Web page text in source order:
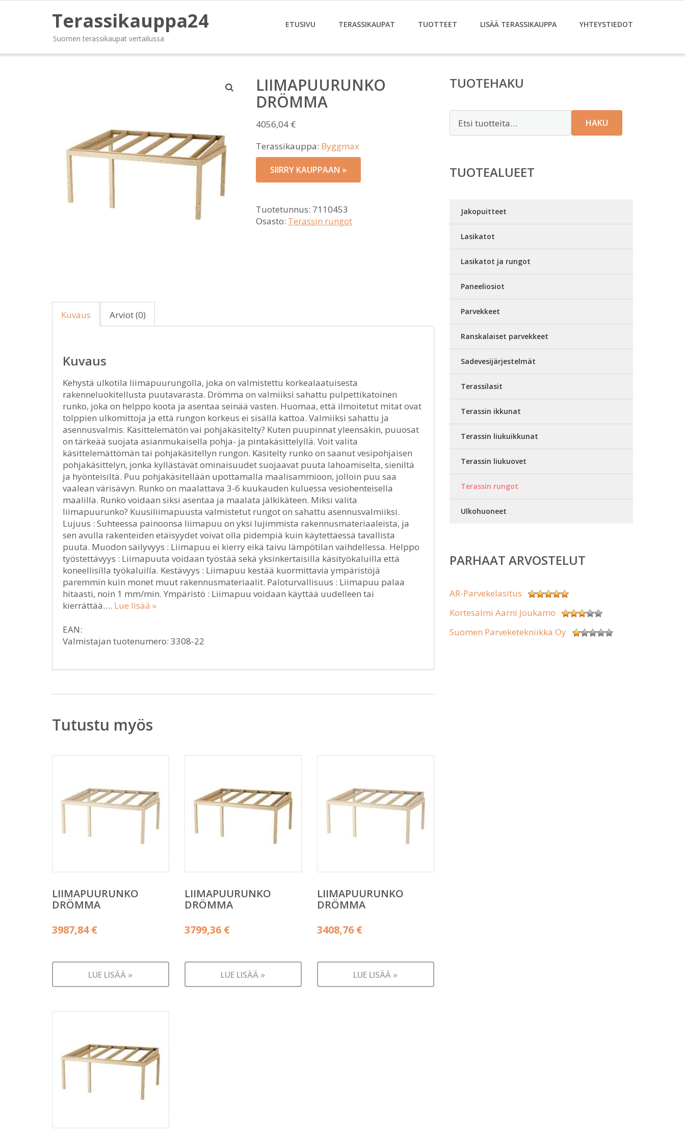
Terassikauppa24
Suomen terassikaupat vertailussa
ETUSIVU TERASSIKAUPAT TUOTTEET LISÄÄ TERASSIKAUPPA YHTEYSTIEDOT
LIIMAPUURUNKO
DRÖMMA
4056,04 €
Terassikauppa: Byggmax
SIIRRY KAUPPAAN »
Tuotetunnus: 7110453
Osasto: Terassin rungot
Kuvaus Arviot (0)
Kuvaus
Kehystä ulkotila liimapuurungolla, joka on valmistettu korkealaatuisesta
rakenneluokitellusta puutavarasta. Drömma on valmiiksi sahattu pulpettikatoinen
runko, joka on helppo koota ja asentaa seinää vasten. Huomaa, että ilmoitetut mitat ovat
tolppien ulkomittoja ja että rungon korkeus ei sisällä kattoa. Valmiiksi sahattu ja
asennusvalmis. Käsittelemätön vai pohjakäsitelty? Kuten puupinnat yleensäkin, puuosat
on tärkeää suojata asianmukaisella pohja- ja pintakäsittelyllä. Voit valita
käsittelemättömän tai pohjakäsitellyn rungon. Käsitelty runko on saanut vesipohjaisen
pohjakäsittelyn, jonka kyllästävät ominaisuudet suojaavat puuta lahoamiselta, sieniltä
ja hyönteisiltä. Puu pohjakäsitellään upottamalla maalisammioon, jolloin puu saa
vaalean värisävyn. Runko on maalattava 3-6 kuukauden kuluessa vesiohenteisella
maalilla. Runko voidaan siksi asentaa ja maalata jälkikäteen. Miksi valita
liimapuurunko? Kuusiliimapuusta valmistetut rungot on sahattu asennusvalmiiksi.
Lujuus : Suhteessa painoonsa liimapuu on yksi lujimmista rakennusmateriaaleista, ja
sen avulla rakenteiden etäisyydet voivat olla pidempiä kuin käytettäessä tavallista
puuta. Muodon säilyvyys : Liimapuu ei kierry eikä taivu lämpötilan vaihdellessa. Helppo
työstettävyys : Liimapuuta voidaan työstää sekä yksinkertaisilla käsityökaluilla että
koneellisilla työkaluilla. Kestävyys : Liimapuu kestää kuormittavia ympäristöjä
paremmin kuin monet muut rakennusmateriaalit. Paloturvallisuus : Liimapuu palaa
hitaasti, noin 1 mm/min. Ympäristö : Liimapuu voidaan käyttää uudelleen tai
kierrättää…. Lue lisää »
EAN:
Valmistajan tuotenumero: 3308-22
Tutustu myös
LIIMAPUURUNKO
DRÖMMA
3987,84€
LUE LISÄÄ »
LIIMAPUURUNKO
DRÖMMA
3799,36 €
LUE LISÄÄ »
LIIMAPUURUNKO
DRÖMMA
3408,76 €
LUE LISÄÄ »
TUOTEHAKU
HAKU
TUOTEALUEET
Jakopuitteet
Lasikatot
Lasikatot ja rungot
Paneeliosiot
Parvekkeet
Ranskalaiset parvekkeet
Sadevesijärjestelmät
Terassilasit
Terassin ikkunat
Terassin liukuikkunat
Terassin liukuovet
Terassin rungot
Ulkohuoneet
PARHAAT ARVOSTELUT
AR-Parvekelasitus
Kortesalmi Aarni Joukamo
Suomen Parveketekniikka Oy